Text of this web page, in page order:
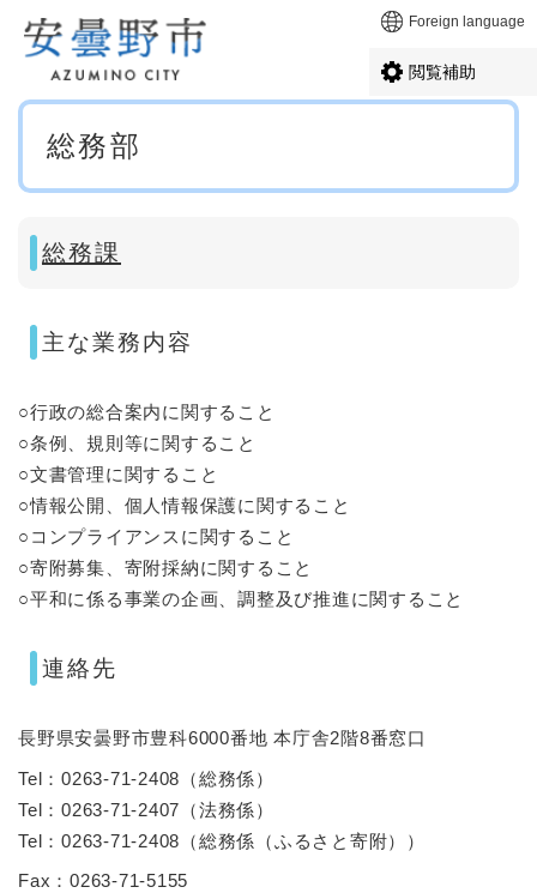
メニューを飛ばして本文へ Foreign language
閲覧補助
本
総務部
総務課
主な業務内容
○行政の総合案内に関すること
○条例、規則等に関すること
○文書管理に関すること
○情報公開、個人情報保護に関すること
○コンプライアンスに関すること
○寄附募集、寄附採納に関すること
○平和に係る事業の企画、調整及び推進に関すること
連絡先
長野県安曇野市豊科6000番地 本庁舎2階8番窓口
Tel：0263-71-2408 （総務係）
Tel：0263-71-2407 （法務係）
Tel：0263-71-2408 （総務係（ふるさと寄附）
）
Fax：0263-71-5155